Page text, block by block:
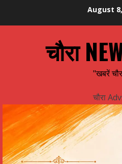
August
चौरा
"खबरें
चौरा